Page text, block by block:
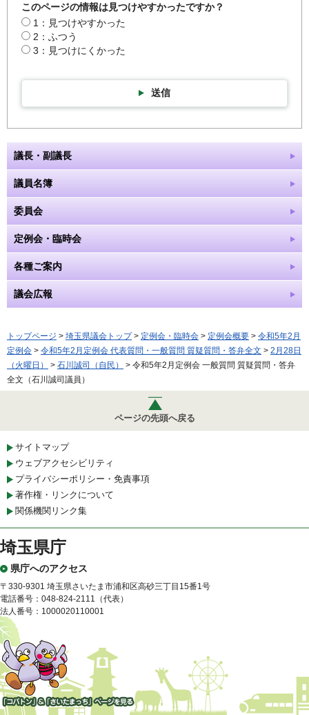
このページの情報は見つけやすかったですか？
1：見つけやすかった
2：ふつう
3：見つけにくかった
送信
議長・副議長
議員名簿
委員会
定例会・臨時会
各種ご案内
議会広報
トップページ > 埼玉県議会トップ> 定例会・臨時会 > 定例会概要 > 令和5年2月
定例会 > 令和5年2月定例会 代表質問・一般質問 質疑質問・答弁全文 > 2月28日
（火曜日）
> 石川誠司（自民）
> 令和5年2月定例会 一般質問 質疑質問・答弁
全文（石川誠司議員）
ページの先頭へ戻る
サイトマップ
ウェブアクセシビリティ
プライバシーポリシー・免責事項
著作権・リンクについて
関係機関リンク集
埼玉県庁
県庁へのアクセス
〒330-9301 埼玉県さいたま市浦和区高砂三丁目15番1号
電話番号：048-824-2111（代表）
法人番号：1000020110001
「コバトン」&「さいたまっ